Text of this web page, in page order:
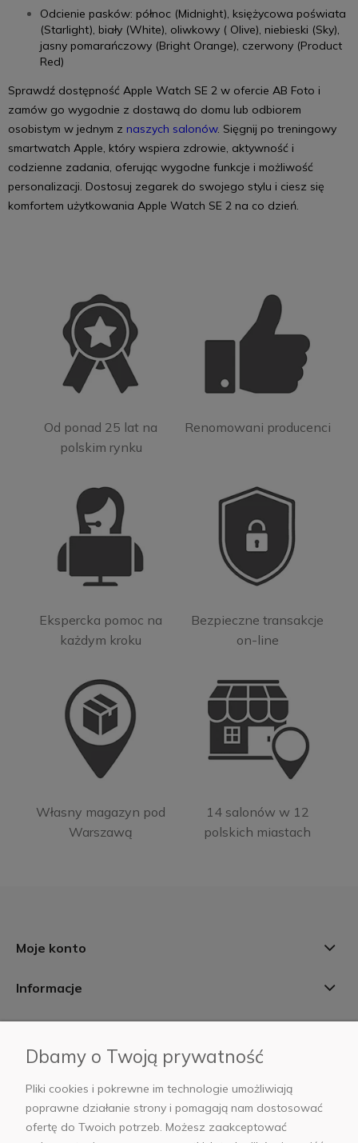
Odcienie pasków: północ (Midnight), księżycowa poświata
(Starlight), biały (White), oliwkowy ( Olive), niebieski (Sky),
jasny pomarańczowy (Bright Orange), czerwony (Product
Red)
Sprawdź dostępność Apple Watch SE 2 w ofercie AB Foto i
zamów go wygodnie z dostawą do domu lub odbiorem
osobistym w jednym z naszych salonów. Sięgnij po treningowy
smartwatch Apple, który wspiera zdrowie, aktywność i
codzienne zadania, oferując wygodne funkcje i możliwość
personalizacji. Dostosuj zegarek do swojego stylu i ciesz się
komfortem użytkowania Apple Watch SE 2 na co dzień.
Od ponad 25 lat na
polskim rynku
Renomowani producenci
Ekspercka pomoc na
każdym kroku
Bezpieczne transakcje
on-line
Własny magazyn pod
Warszawą
14 salonów w 12
polskich miastach
Moje konto
Informacje
AB Foto
Dbamy o Twoją prywatność
Pliki cookies i pokrewne im technologie umożliwiają
poprawne działanie strony i pomagają nam dostosować
ofertę do Twoich potrzeb. Możesz zaakceptować